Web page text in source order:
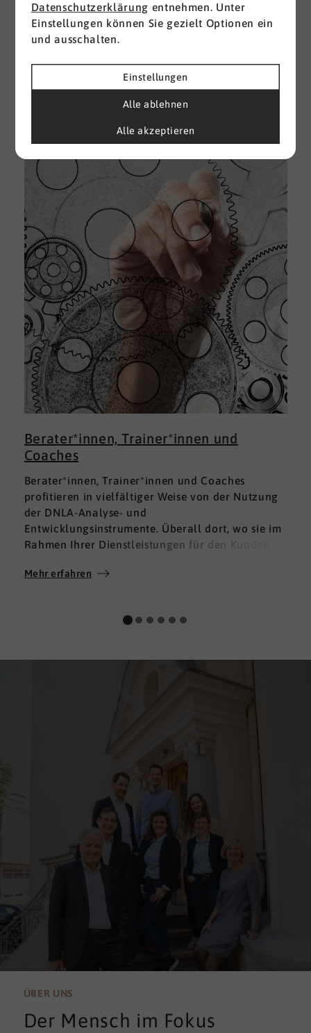
Berater*innen, Trainer*innen und
Coaches
Berater*innen, Trainer*innen und Coaches
profitieren in vielfältiger Weise von der Nutzung
der DNLA-Analyse- und
Entwicklungsinstrumente. Überall dort, wo sie im
Rahmen Ihrer Dienstleistungen für den Kunden
Soft Skills brauchen, finden sie in DNLA den
Mehr erfahren
ÜBER UNS
Der Mensch im Fokus
Datenschutzerklärung entnehmen. Unter
Einstellungen können Sie gezielt Optionen ein
und ausschalten.
Einstellungen
Alle ablehnen
Alle akzeptieren